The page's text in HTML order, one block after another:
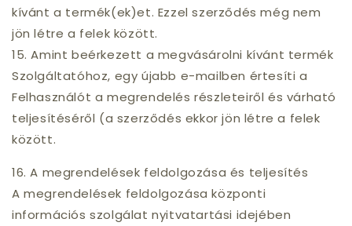
kívánt a termék(ek)et. Ezzel szerződés még nem
jön létre a felek között.
15. Amint beérkezett a megvásárolni kívánt termék
Szolgáltatóhoz, egy újabb e-mailben értesíti a
Felhasználót a megrendelés részleteiről és várható
teljesítéséről (a szerződés ekkor jön létre a felek
között.
16. A megrendelések feldolgozása és teljesítés
A megrendelések feldolgozása központi
információs szolgálat nyitvatartási idejében